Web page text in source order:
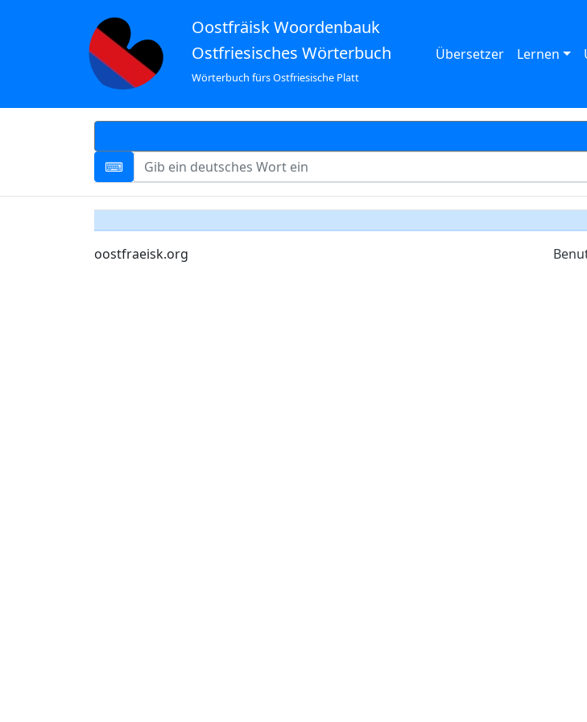
Oostfräisk Woordenbauk
Ostfriesisches Wörterbuch
Wörterbuch fürs Ostfriesische Platt
Übersetzer Lernen
oostfraeisk.org